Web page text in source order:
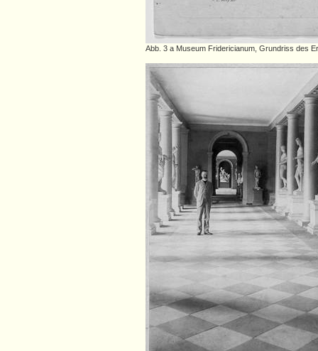
Abb. 3 a Museum Fridericianum, Grundriss des